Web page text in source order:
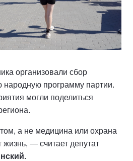
организовали сбор
программу партии.
могли поделиться
а не медицина или охрана
— считает депутат